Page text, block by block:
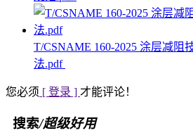
T/CSNAME 160-2025 涂层减阻
法.pdf
您必须 [ 登录 ] 才能评论！
搜索/超级好用